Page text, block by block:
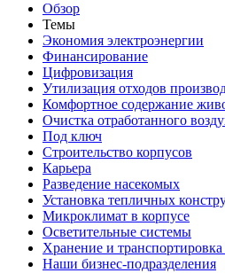
Обзор
Темы
Экономия электроэнергии
Финансирование
Цифровизация
Утилизация отходов
Комфортное содержание
Очистка отработанного
Под ключ
Строительство корпусов
Карьера
Разведение насекомых
Установка тепличных
Микроклимат в корпусе
Осветительные системы
Хранение и транспортировка
Наши бизнес-подразделения